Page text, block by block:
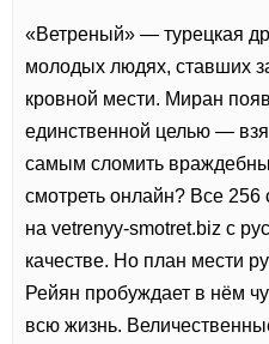
«Ветреный» — турецкая
молодых людях, ставших
кровной мести. Миран
единственной целью —
самым сломить
смотреть онлайн? Все 256
на vetrenyy-smotret.biz с
качестве. Но план мести
Рейян пробуждает в нём
всю жизнь.